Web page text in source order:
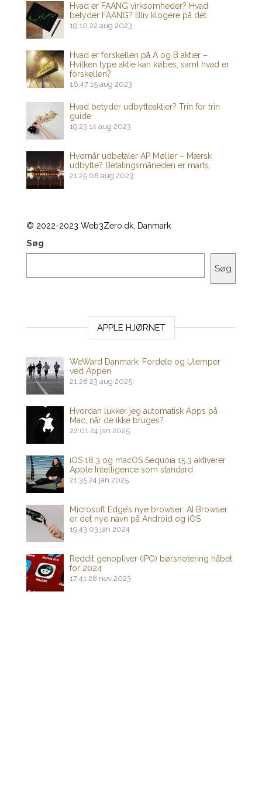
Hvad er FAANG virksomheder? Hvad
betyder FAANG? Bliv klogere på det
19:10 22 aug 2023
Hvad er forskellen på A og B aktier –
Hvilken type aktie kan købes, samt hvad er
forskellen?
16:47 15 aug 2023
Hvad betyder udbytteaktier? Trin for trin
guide.
19:23 14 aug 2023
Hvornår udbetaler AP Møller – Mærsk
udbytte? Betalingsmåneden er marts.
21:25 08 aug 2023
© 2022-2023 Web3Zero.dk, Danmark
Søg
Søg
APPLE HJØRNET
WeWard Danmark: Fordele og Ulemper
ved Appen
21:28 23 aug 2025
Hvordan lukker jeg automatisk Apps på
Mac, når de ikke bruges?
22:01 24 jan 2025
iOS 18.3 og macOS Sequoia 15.3 aktiverer
Apple Intelligence som standard
21:35 24 jan 2025
Microsoft Edge’s nye browser: AI Browser
er det nye navn på Android og iOS
19:43 03 jan 2024
Reddit genopliver (IPO) børsnotering håbet
for 2024
17:41 28 nov 2023